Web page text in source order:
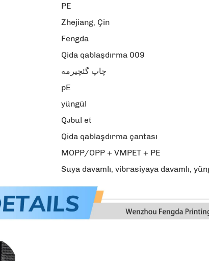
PE
Zhejiang, Çin
Fengda
Qida qablaşdırma 009
چاپ گئچیرمه
pE
yüngül
Qəbul et
Qida qablaşdırma çantası
MOPP/OPP + VMPET + PE
Suya davamlı, vibrasiyaya davamlı,